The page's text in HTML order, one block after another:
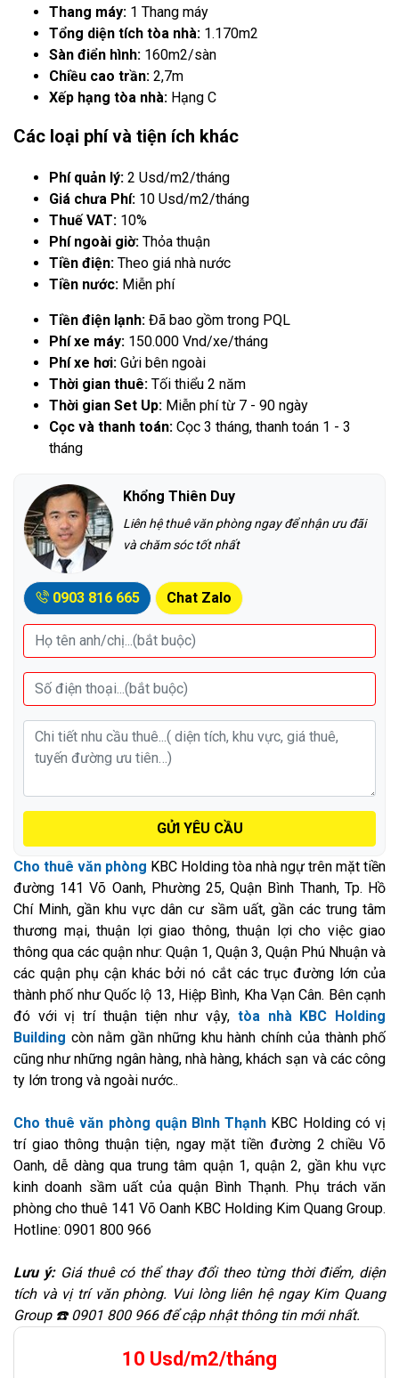
Thang máy: 1 Thang máy
Tổng diện tích tòa nhà: 1.170m2
Sàn điển hình: 160m2/sàn
Chiều cao trần: 2,7m
Xếp hạng tòa nhà: Hạng C
Các loại phí và tiện ích khác
Phí quản lý: 2 Usd/m2/tháng
Giá chưa Phí: 10 Usd/m2/tháng
Thuế VAT: 10%
Phí ngoài giờ: Thỏa thuận
Tiền điện: Theo giá nhà nước
Tiền nước: Miễn phí
Tiền điện lạnh: Đã bao gồm trong PQL
Phí xe máy: 150.000 Vnd/xe/tháng
Phí xe hơi: Gửi bên ngoài
Thời gian thuê: Tối thiểu 2 năm
Thời gian Set Up: Miễn phí từ 7 - 90 ngày
Cọc và thanh toán: Cọc 3 tháng, thanh toán 1 - 3
tháng
Khổng Thiên Duy
Liên hệ thuê văn phòng ngay để nhận ưu đãi
và chăm sóc tốt nhất
0903 816 665 Chat Zalo
GỬI YÊU CẦU
Cho thuê văn phòng KBC Holding tòa nhà ngự trên mặt tiền
đường 141 Võ Oanh, Phường 25, Quận Bình Thanh, Tp. Hồ
Chí Minh, gần khu vực dân cư sầm uất, gần các trung tâm
thương mại, thuận lợi giao thông, thuận lợi cho việc giao
thông qua các quận như: Quận 1, Quận 3, Quận Phú Nhuận và
các quận phụ cận khác bởi nó cắt các trục đường lớn của
thành phố như Quốc lộ 13, Hiệp Bình, Kha Vạn Cân. Bên cạnh
đó với vị trí thuận tiện như vậy, tòa nhà KBC Holding
Building còn nằm gần những khu hành chính của thành phố
cũng như những ngân hàng, nhà hàng, khách sạn và các công
ty lớn trong và ngoài nước..
Cho thuê văn phòng quận Bình Thạnh KBC Holding có vị
trí giao thông thuận tiện, ngay mặt tiền đường 2 chiều Võ
Oanh, dễ dàng qua trung tâm quận 1, quận 2, gần khu vực
kinh doanh sầm uất của quận Bình Thạnh. Phụ trách văn
phòng cho thuê 141 Võ Oanh KBC Holding Kim Quang Group.
Hotline: 0901 800 966
Lưu ý:Giá thuê có thể thay đổi theo từng thời điểm, diện
tích và vị trí văn phòng. Vui lòng liên hệ ngay Kim Quang
Group ☎️ 0901 800 966 để cập nhật thông tin mới nhất.
10 Usd/m2/tháng